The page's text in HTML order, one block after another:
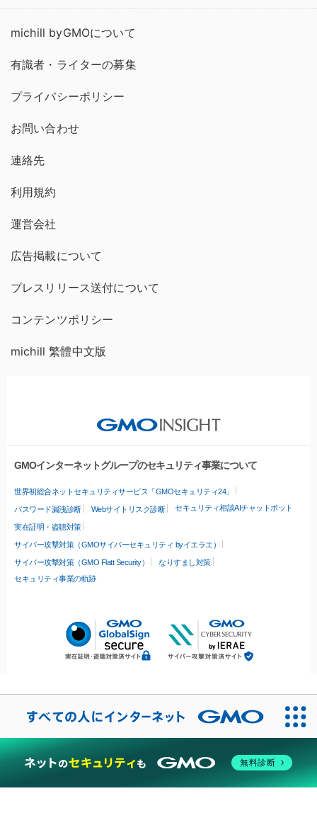
michill byGMOについて
有識者・ライターの募集
プライバシーポリシー
お問い合わせ
連絡先
利用規約
運営会社
広告掲載について
プレスリリース送付について
コンテンツポリシー
michill 繁體中文版
GMOインターネットグループのセキュリティ事業について
世界初総合ネットセキュリティサービス「GMOセキュリティ24」
パスワード漏洩診断 Webサイトリスク診断 セキュリティ相談AIチャットボット
実在証明・盗聴対策
サイバー攻撃対策（GMOサイバーセキュリティ byイエラエ）
サイバー攻撃対策（GMO Flatt Security）
なりすまし対策
セキュリティ事業の軌跡
無料診断